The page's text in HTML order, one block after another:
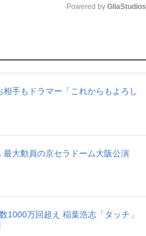
u
e
Powered by GliaStudios
手もドラマー「これからもよろし
大動員の京セラドーム大阪公演
1000万回超え 稲葉浩志「タッチ」